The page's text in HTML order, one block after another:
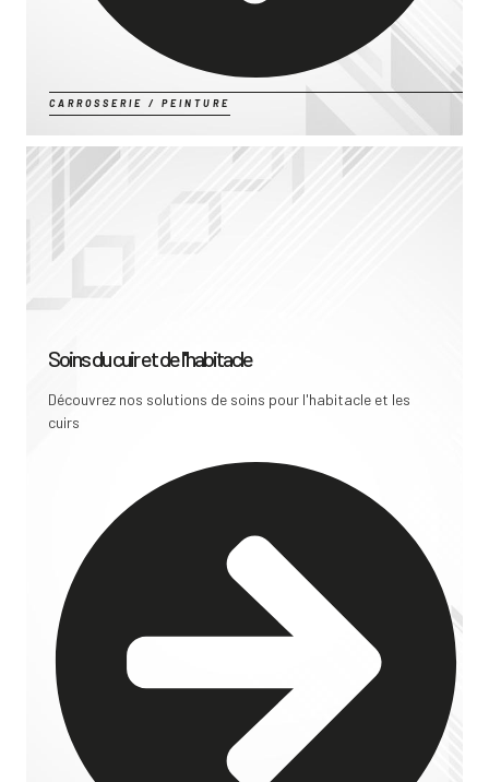
CARROSSERIE / PEINTURE
Soins du cuir et de l'habitacle
Découvrez nos solutions de soins pour l'habitacle et les
cuirs